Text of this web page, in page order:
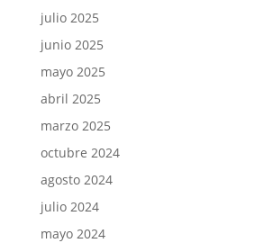
julio 2025
junio 2025
mayo 2025
abril 2025
marzo 2025
octubre 2024
agosto 2024
julio 2024
mayo 2024